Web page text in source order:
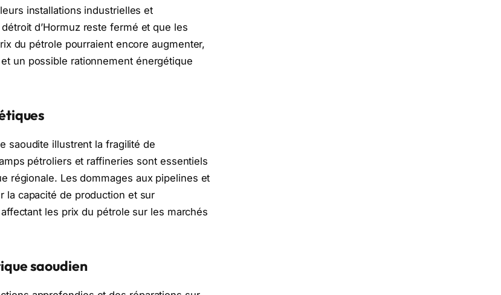
installations industrielles et
d’Hormuz reste fermé et que les
du pétrole pourraient encore augmenter,
un possible rationnement énergétique
saoudite illustrent la fragilité de
pétroliers et raffineries sont essentiels
régionale. Les dommages aux pipelines et
la capacité de production et sur
les prix du pétrole sur les marchés
saoudien